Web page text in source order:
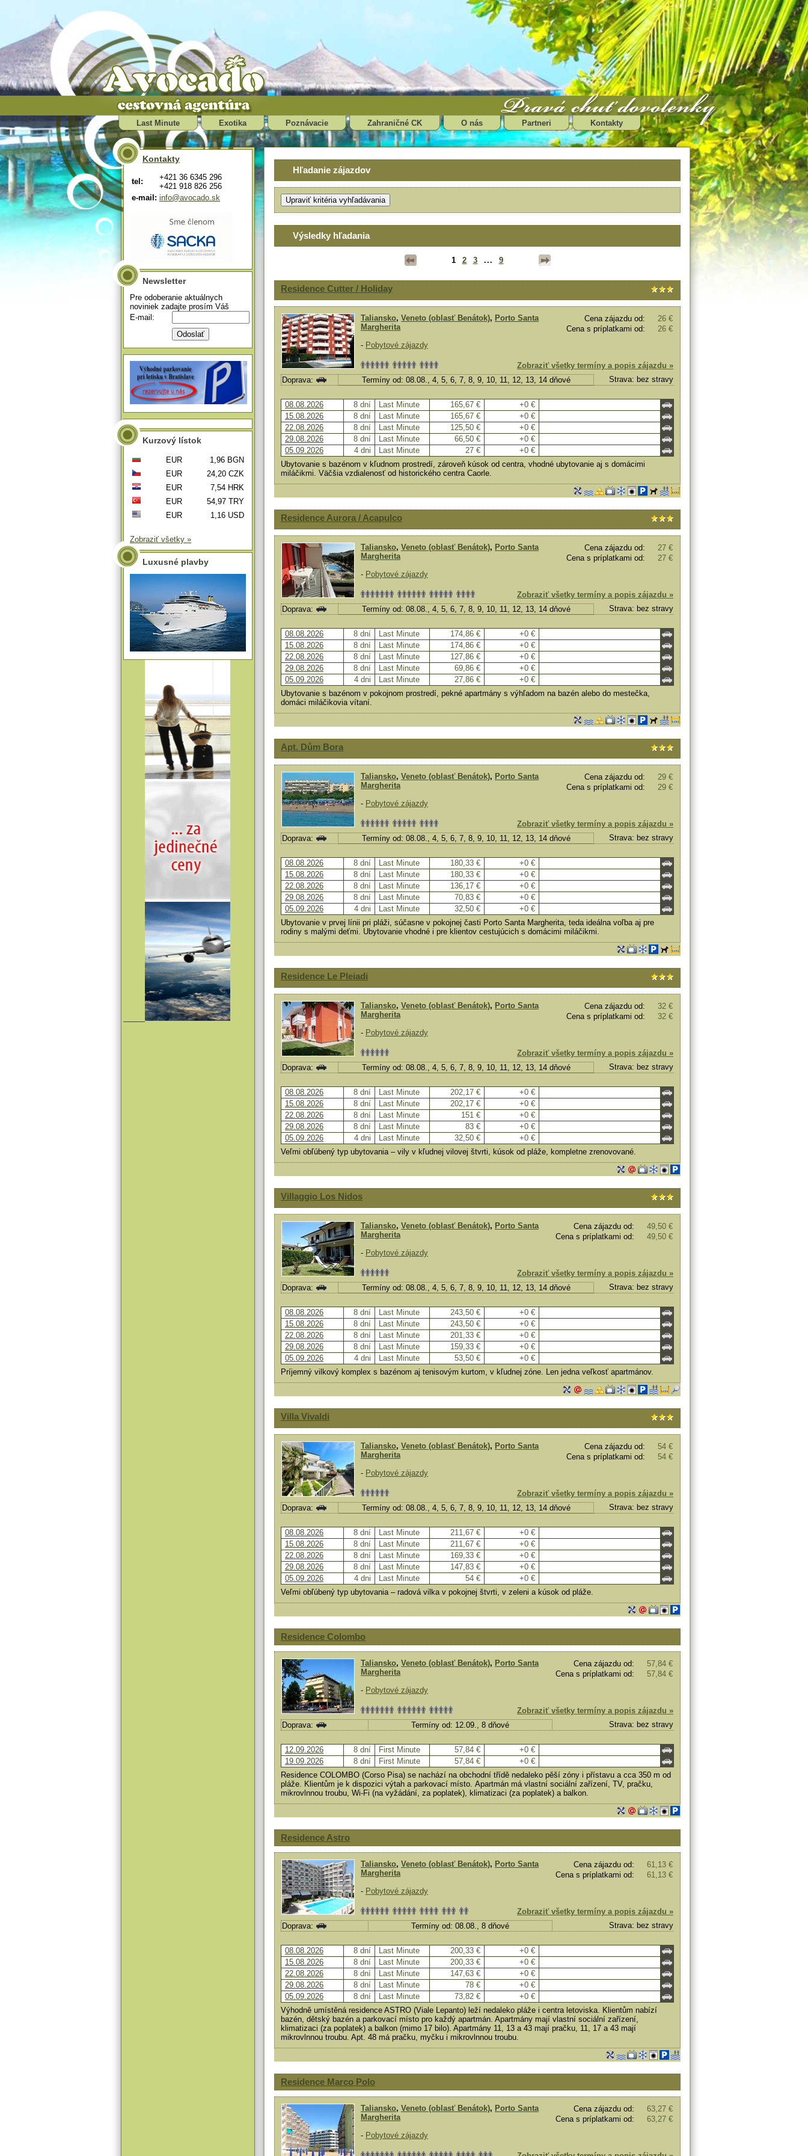
Last Minute Exotika Poznávacie Zahraničné CK O nás Partneri Kontakty
Hľadanie zájazdov
Výsledky hľadania
1 2 3 ... 9
Residence Cutter / Holiday
Cena zájazdu od:
26 €
Cena s príplatkami od:
26 €
Taliansko, Veneto (oblasť Benátok), Porto Santa
Margherita
- Pobytové zájazdy
Zobraziť všetky termíny a popis zájazdu »
Doprava:
Termíny od: 08.08., 4, 5, 6, 7, 8, 9, 10, 11, 12, 13, 14 dňové Strava: bez stravy
08.08.2026 8 dní Last Minute 165,67 €
+0 €
15.08.2026
8 dní Last Minute 165,67 €
+0 €
22.08.2026
8 dní Last Minute 125,50 €
+0 €
29.08.2026
8 dní Last Minute 66,50 €
+0 €
05.09.2026
4 dni Last Minute 27 €
+0 €
Ubytovanie s bazénom v kľudnom prostredí, zároveň kúsok od centra, vhodné ubytovanie aj s domácimi
miláčikmi. Väčšia vzdialenosť od historického centra Caorle.
Residence Aurora / Acapulco
Cena zájazdu od:
27 €
Cena s príplatkami od:
27 €
Taliansko, Veneto (oblasť Benátok), Porto Santa
Margherita
- Pobytové zájazdy
Zobraziť všetky termíny a popis zájazdu »
Doprava:
Termíny od: 08.08., 4, 5, 6, 7, 8, 9, 10, 11, 12, 13, 14 dňové Strava: bez stravy
08.08.2026 8 dní Last Minute 174,86 €
+0 €
15.08.2026
8 dní Last Minute 174,86 €
+0 €
22.08.2026
8 dní Last Minute 127,86 €
+0 €
29.08.2026
8 dní Last Minute 69,86 €
+0 €
05.09.2026
4 dni Last Minute 27,86 €
+0 €
Ubytovanie s bazénom v pokojnom prostredí, pekné apartmány s výhľadom na bazén alebo do mestečka,
domáci miláčikovia vítaní.
Apt. Dům Bora
Cena zájazdu od:
29 €
Cena s príplatkami od:
29 €
Taliansko, Veneto (oblasť Benátok), Porto Santa
Margherita
- Pobytové zájazdy
Zobraziť všetky termíny a popis zájazdu »
Doprava:
Termíny od: 08.08., 4, 5, 6, 7, 8, 9, 10, 11, 12, 13, 14 dňové Strava: bez stravy
08.08.2026 8 dní Last Minute 180,33 €
+0 €
15.08.2026
8 dní Last Minute 180,33 €
+0 €
22.08.2026
8 dní Last Minute 136,17 €
+0 €
29.08.2026
8 dní Last Minute 70,83 €
+0 €
05.09.2026
4 dni Last Minute 32,50 €
+0 €
Ubytovanie v prvej línii pri pláži, súčasne v pokojnej časti Porto Santa Margherita, teda ideálna voľba aj pre
rodiny s malými deťmi. Ubytovanie vhodné i pre klientov cestujúcich s domácimi miláčikmi.
Residence Le Pleiadi
Cena zájazdu od:
32 €
Cena s príplatkami od:
32 €
Taliansko, Veneto (oblasť Benátok), Porto Santa
Margherita
- Pobytové zájazdy
Zobraziť všetky termíny a popis zájazdu »
Doprava:
Termíny od: 08.08., 4, 5, 6, 7, 8, 9, 10, 11, 12, 13, 14 dňové Strava: bez stravy
08.08.2026 8 dní Last Minute 202,17 €
+0 €
15.08.2026
8 dní Last Minute 202,17 €
+0 €
22.08.2026
8 dní Last Minute 151 €
+0 €
29.08.2026
8 dní Last Minute 83 €
+0 €
05.09.2026
4 dni Last Minute 32,50 €
+0 €
Veľmi obľúbený typ ubytovania – vily v kľudnej vilovej štvrti, kúsok od pláže, kompletne zrenovované.
Villaggio Los Nidos
Cena zájazdu od:
49,50 €
Cena s príplatkami od:
49,50 €
Taliansko, Veneto (oblasť Benátok), Porto Santa
Margherita
- Pobytové zájazdy
Zobraziť všetky termíny a popis zájazdu »
Doprava:
Termíny od: 08.08., 4, 5, 6, 7, 8, 9, 10, 11, 12, 13, 14 dňové Strava: bez stravy
08.08.2026 8 dní Last Minute 243,50 €
+0 €
15.08.2026
8 dní Last Minute 243,50 €
+0 €
22.08.2026
8 dní Last Minute 201,33 €
+0 €
29.08.2026
8 dní Last Minute 159,33 €
+0 €
05.09.2026
4 dni Last Minute 53,50 €
+0 €
Príjemný vilkový komplex s bazénom aj tenisovým kurtom, v kľudnej zóne. Len jedna veľkosť apartmánov.
Villa Vivaldi
Cena zájazdu od:
54 €
Cena s príplatkami od:
54 €
Taliansko, Veneto (oblasť Benátok), Porto Santa
Margherita
- Pobytové zájazdy
Zobraziť všetky termíny a popis zájazdu »
Doprava:
Termíny od: 08.08., 4, 5, 6, 7, 8, 9, 10, 11, 12, 13, 14 dňové Strava: bez stravy
08.08.2026 8 dní Last Minute 211,67 €
+0 €
15.08.2026
8 dní Last Minute 211,67 €
+0 €
22.08.2026
8 dní Last Minute 169,33 €
+0 €
29.08.2026
8 dní Last Minute 147,83 €
+0 €
05.09.2026
4 dni Last Minute 54 €
+0 €
Veľmi obľúbený typ ubytovania – radová vilka v pokojnej štvrti, v zeleni a kúsok od pláže.
Residence Colombo
Cena zájazdu od:
57,84 €
Cena s príplatkami od:
57,84 €
Taliansko, Veneto (oblasť Benátok), Porto Santa
Margherita
- Pobytové zájazdy
Zobraziť všetky termíny a popis zájazdu »
Doprava:
Termíny od: 12.09., 8 dňové Strava: bez stravy
12.09.2026 8 dní First Minute 57,84 €
+0 €
19.09.2026
8 dní First Minute 57,84 €
+0 €
Residence COLOMBO (Corso Pisa) se nachází na obchodní třídě nedaleko pěší zóny i přístavu a cca 350 m od
pláže. Klientům je k dispozici výtah a parkovací místo. Apartmán má vlastní sociální zařízení, TV, pračku,
mikrovlnnou troubu, Wi-Fi (na vyžádání, za poplatek), klimatizaci (za poplatek) a balkon.
Residence Astro
Cena zájazdu od:
61,13 €
Cena s príplatkami od:
61,13 €
Taliansko, Veneto (oblasť Benátok), Porto Santa
Margherita
- Pobytové zájazdy
Zobraziť všetky termíny a popis zájazdu »
Doprava:
Termíny od: 08.08., 8 dňové Strava: bez stravy
08.08.2026 8 dní Last Minute 200,33 €
+0 €
15.08.2026
8 dní Last Minute 200,33 €
+0 €
22.08.2026
8 dní Last Minute 147,63 €
+0 €
29.08.2026
8 dní Last Minute 78 €
+0 €
05.09.2026
8 dní Last Minute 73,82 €
+0 €
Výhodně umístěná residence ASTRO (Viale Lepanto) leží nedaleko pláže i centra letoviska. Klientům nabízí
bazén, dětský bazén a parkovací místo pro každý apartmán. Apartmány mají vlastní sociální zařízení,
klimatizaci (za poplatek) a balkon (mimo 17 bilo). Apartmány 11, 13 a 43 mají pračku, 11, 17 a 43 mají
mikrovlnnou troubu. Apt. 48 má pračku, myčku i mikrovlnnou troubu.
Residence Marco Polo
Cena zájazdu od:
63,27 €
Cena s príplatkami od:
63,27 €
Taliansko, Veneto (oblasť Benátok), Porto Santa
Margherita
- Pobytové zájazdy
Kontakty
tel:
+421 36 6345 296
+421 918 826 256
e-mail: info@avocado.sk
Newsletter
Pre odoberanie aktuálnych
noviniek zadajte prosím Váš
E-mail:
Kurzový lístok
EUR
1,96 BGN
EUR
24,20 CZK
EUR
7,54 HRK
EUR
54,97 TRY
EUR
1,16 USD
Zobraziť všetky »
Luxusné plavby